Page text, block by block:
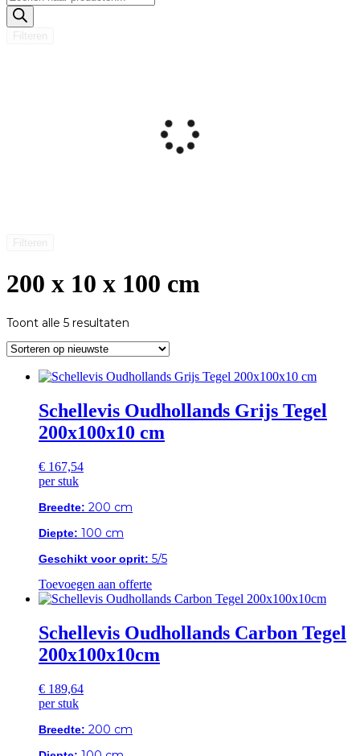
zoeken
200 x 10 x 100 cm
Toont alle 5 resultaten
nieuwste
Schellevis Oudhollands Grijs Tegel
200x100x10 cm
€ 167,54
per stuk
Breedte: 200 cm
Diepte: 100 cm
Geschikt voor oprit: 5/5
Toevoegen aan offerte
Schellevis Oudhollands Carbon Tegel
200x100x10cm
€ 189,64
per stuk
Breedte: 200 cm